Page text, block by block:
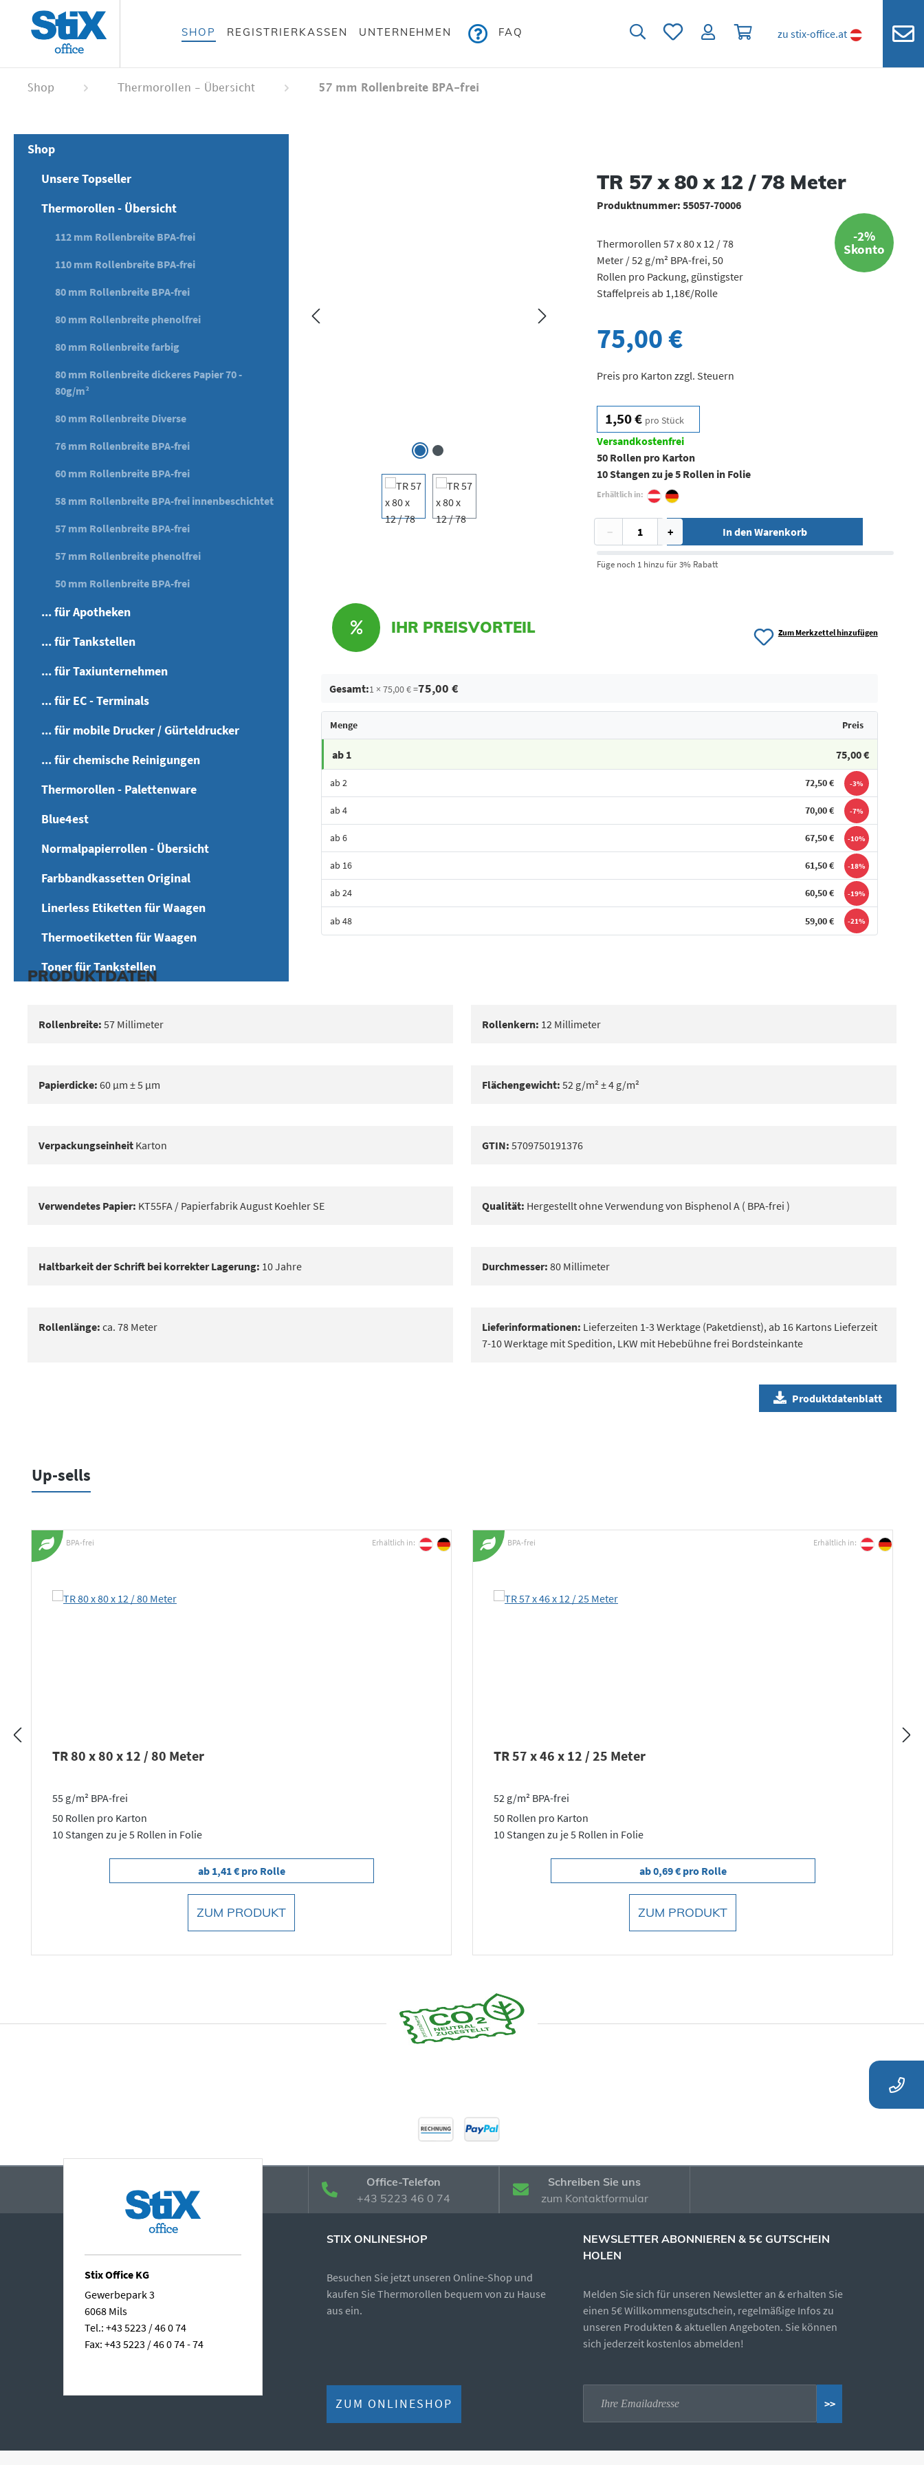
springen
springen
SHOP REGISTRIERKASSEN UNTERNEHMEN FAQ Du hast 0 Produkte auf dem Merkzettel
Warenkorb enthält 0 Positionen.
zu stix-office.at
Shop Thermorollen - Übersicht 57 mm Rollenbreite BPA-frei
Shop
Unsere Topseller
Thermorollen - Übersicht
112 mm Rollenbreite BPA-frei
110 mm Rollenbreite BPA-frei
80 mm Rollenbreite BPA-frei
80 mm Rollenbreite phenolfrei
80 mm Rollenbreite farbig
80 mm Rollenbreite dickeres Papier 70 -
80g/m²
80 mm Rollenbreite Diverse
76 mm Rollenbreite BPA-frei
60 mm Rollenbreite BPA-frei
58 mm Rollenbreite BPA-frei innenbeschichtet
57 mm Rollenbreite BPA-frei
57 mm Rollenbreite phenolfrei
50 mm Rollenbreite BPA-frei
... für Apotheken
... für Tankstellen
... für Taxiunternehmen
... für EC - Terminals
... für mobile Drucker / Gürteldrucker
... für chemische Reinigungen
Thermorollen - Palettenware
Blue4est
Normalpapierrollen - Übersicht
Farbbandkassetten Original
Linerless Etiketten für Waagen
Thermoetiketten für Waagen
Toner für Tankstellen
TR 57 x 80 x 12 / 78 Meter
Produktnummer: 55057-70006
-2%
Skonto
Thermorollen 57 x 80 x 12 / 78
Meter / 52 g/m² BPA-frei, 50
Rollen pro Packung, günstigster
Staffelpreis ab 1,18€/Rolle
75,00 €
Preis pro Karton zzgl. Steuern
1,50 € pro Stück
Versandkostenfrei
50 Rollen pro Karton
10 Stangen zu je 5 Rollen in Folie
Erhältlich in:
− + In den Warenkorb
Füge noch 1 hinzu für 3% Rabatt
IHR PREISVORTEIL Zum Merkzettel hinzufügen
Gesamt:1 × 75,00 € =75,00 €
Menge Preis
ab 1 75,00 €
ab 2 72,50 € -3%
ab 4 70,00 € -7%
ab 6 67,50 € -10%
ab 16 61,50 € -18%
ab 24 60,50 € -19%
ab 48 59,00 € -21%
Bestes Angebot
PRODUKTDATEN
Rollenbreite: 57 Millimeter Rollenkern: 12 Millimeter
Papierdicke: 60 μm ± 5 μm Flächengewicht: 52 g/m² ± 4 g/m²
Verpackungseinheit Karton GTIN: 5709750191376
Verwendetes Papier: KT55FA / Papierfabrik August Koehler SE Qualität: Hergestellt ohne Verwendung von Bisphenol A ( BPA-frei )
Haltbarkeit der Schrift bei korrekter Lagerung: 10 Jahre Durchmesser: 80 Millimeter
Rollenlänge: ca. 78 Meter Lieferinformationen: Lieferzeiten 1-3 Werktage (Paketdienst), ab 16 Kartons Lieferzeit
7-10 Werktage mit Spedition, LKW mit Hebebühne frei Bordsteinkante
Produktdatenblatt
Up-sells
BPA-frei Erhältlich in:
TR 80 x 80 x 12 / 80 Meter
55 g/m² BPA-frei
50 Rollen pro Karton
10 Stangen zu je 5 Rollen in Folie
ab 1,41 € pro Rolle
ZUM PRODUKT
BPA-frei Erhältlich in:
TR 57 x 46 x 12 / 25 Meter
52 g/m² BPA-frei
50 Rollen pro Karton
10 Stangen zu je 5 Rollen in Folie
ab 0,69 € pro Rolle
ZUM PRODUKT
Office-Telefon
+43 5223 46 0 74
Schreiben Sie uns
zum Kontaktformular
Stix Office KG
Gewerbepark 3
6068 Mils
Tel.: +43 5223 / 46 0 74
Fax: +43 5223 / 46 0 74 - 74
STIX ONLINESHOP
Besuchen Sie jetzt unseren Online-Shop und
kaufen Sie Thermorollen bequem von zu Hause
aus ein.
ZUM ONLINESHOP
NEWSLETTER ABONNIEREN & 5€ GUTSCHEIN
HOLEN
Melden Sie sich für unseren Newsletter an & erhalten Sie
einen 5€ Willkommensgutschein, regelmäßige Infos zu
unseren Produkten & aktuellen Angeboten. Sie können
sich jederzeit kostenlos abmelden!
>>